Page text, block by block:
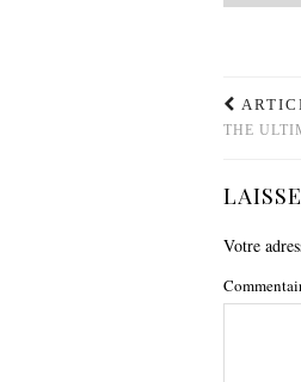
THE
Votre